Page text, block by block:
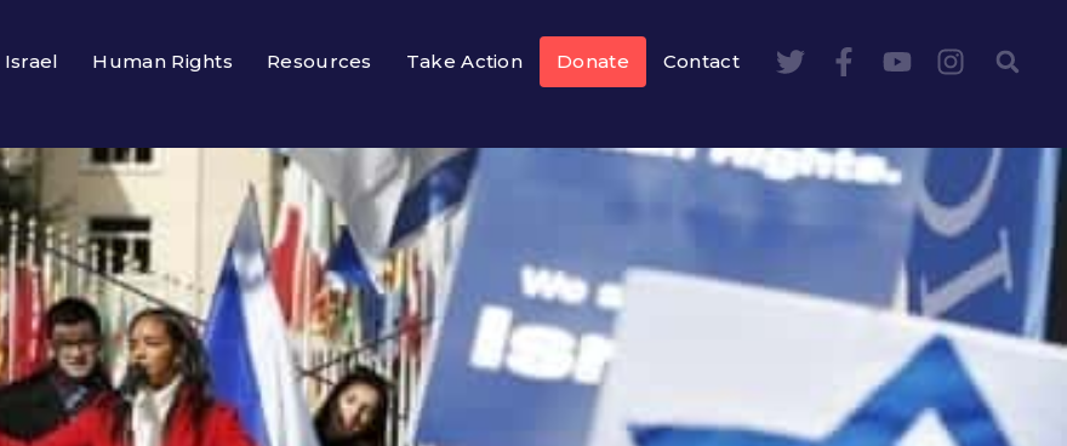
Israel Human Rights Resources Take Action Donate Contact